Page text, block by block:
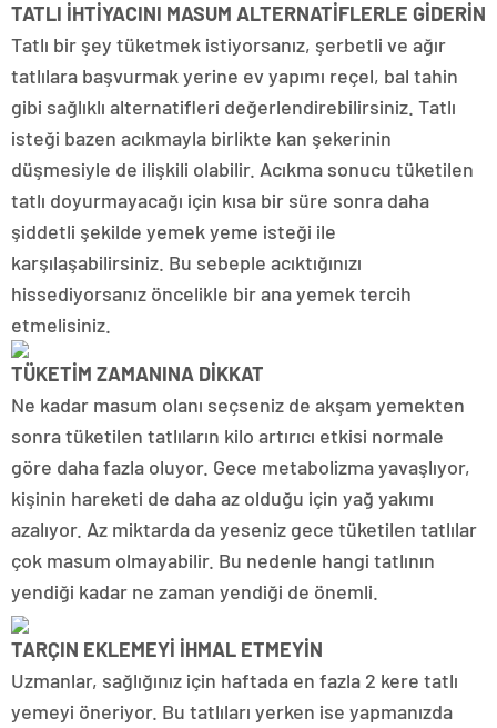
TATLI İHTİYACINI MASUM ALTERNATİFLERLE GİDERİN
Tatlı bir şey tüketmek istiyorsanız, şerbetli ve ağır
tatlılara başvurmak yerine ev yapımı reçel, bal tahin
gibi sağlıklı alternatifleri değerlendirebilirsiniz. Tatlı
isteği bazen acıkmayla birlikte kan şekerinin
düşmesiyle de ilişkili olabilir. Acıkma sonucu tüketilen
tatlı doyurmayacağı için kısa bir süre sonra daha
şiddetli şekilde yemek yeme isteği ile
karşılaşabilirsiniz. Bu sebeple acıktığınızı
hissediyorsanız öncelikle bir ana yemek tercih
etmelisiniz.
TÜKETİM ZAMANINA DİKKAT
Ne kadar masum olanı seçseniz de akşam yemekten
sonra tüketilen tatlıların kilo artırıcı etkisi normale
göre daha fazla oluyor. Gece metabolizma yavaşlıyor,
kişinin hareketi de daha az olduğu için yağ yakımı
azalıyor. Az miktarda da yeseniz gece tüketilen tatlılar
çok masum olmayabilir. Bu nedenle hangi tatlının
yendiği kadar ne zaman yendiği de önemli.
TARÇIN EKLEMEYİ İHMAL ETMEYİN
Uzmanlar, sağlığınız için haftada en fazla 2 kere tatlı
yemeyi öneriyor. Bu tatlıları yerken ise yapmanızda